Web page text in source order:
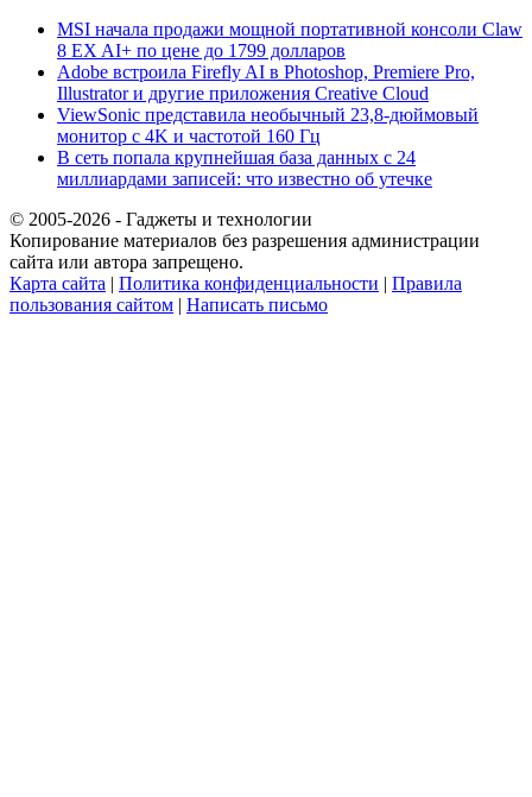
MSI начала продажи мощной портативной консоли Claw
8 EX AI+ по цене до 1799 долларов
Adobe встроила Firefly AI в Photoshop, Premiere Pro,
Illustrator и другие приложения Creative Cloud
ViewSonic представила необычный 23,8-дюймовый
монитор с 4K и частотой 160 Гц
В сеть попала крупнейшая база данных с 24
миллиардами записей: что известно об утечке
© 2005-2026 - Гаджеты и технологии
Копирование материалов без разрешения администрации
сайта или автора запрещено.
Карта сайта | Политика конфиденциальности | Правила
пользования сайтом | Написать письмо